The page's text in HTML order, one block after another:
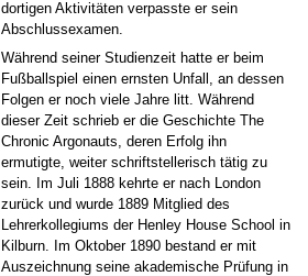
dortigen Aktivitäten verpasste er sein
Abschlussexamen.
Während seiner Studienzeit hatte er beim
Fußballspiel einen ernsten Unfall, an dessen
Folgen er noch viele Jahre litt. Während
dieser Zeit schrieb er die Geschichte The
Chronic Argonauts, deren Erfolg ihn
ermutigte, weiter schriftstellerisch tätig zu
sein. Im Juli 1888 kehrte er nach London
zurück und wurde 1889 Mitglied des
Lehrerkollegiums der Henley House School in
Kilburn. Im Oktober 1890 bestand er mit
Auszeichnung seine akademische Prüfung in